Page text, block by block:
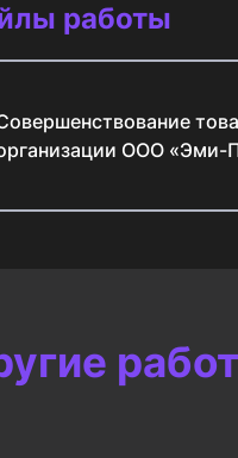
работы
ООО «Эми-